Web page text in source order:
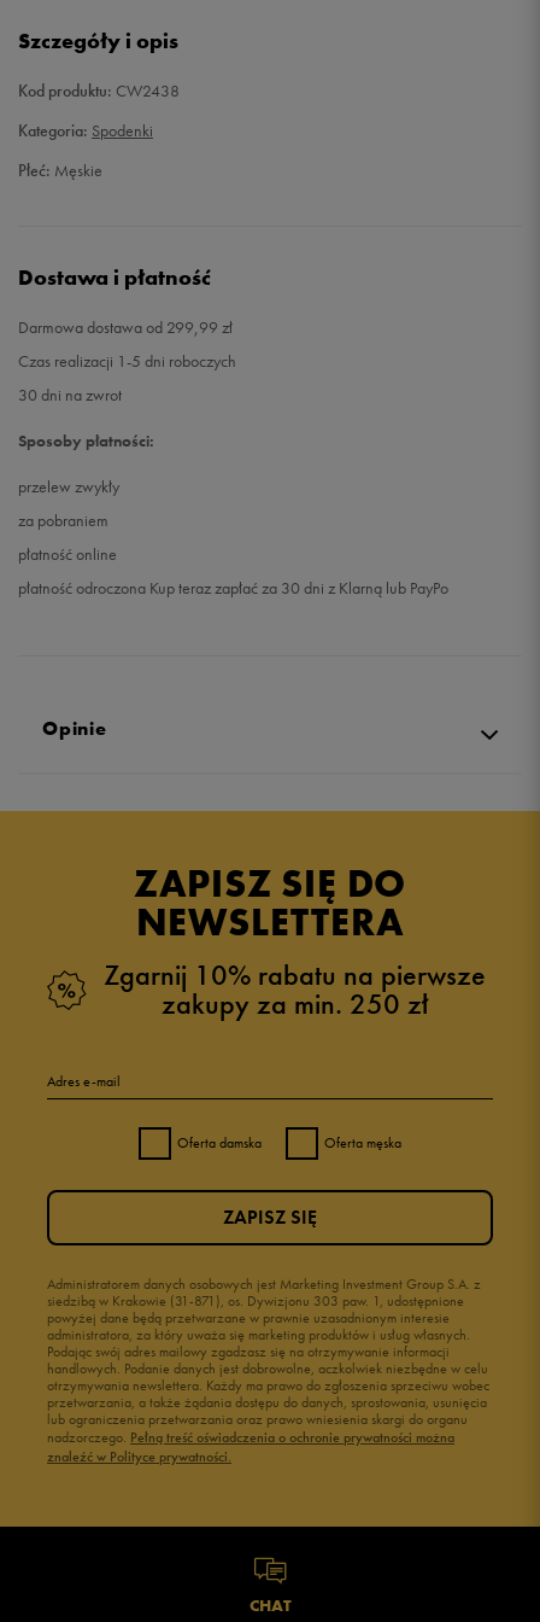
M Powiadom o dostępności
XXL Powiadom o dostępności
Szczegóły i opis
Kod produktu: CW2438
Kategoria: Spodenki
Płeć: Męskie
Dostawa i płatność
Darmowa dostawa od 299,99 zł
Czas realizacji 1-5 dni roboczych
30 dni na zwrot
Sposoby płatności:
przelew zwykły
za pobraniem
płatność online
płatność odroczona Kup teraz zapłać za 30 dni z Klarną lub PayPo
Opinie
ZAPISZ SIĘ DO
NEWSLETTERA
Zgarnij 10% rabatu na pierwsze
zakupy za min. 250 zł
Adres e-mail
Oferta damska Oferta męska
Administratorem danych osobowych jest Marketing Investment Group S.A. z
siedzibą w Krakowie (31-871), os. Dywizjonu 303 paw. 1, udostępnione
powyżej dane będą przetwarzane w prawnie uzasadnionym interesie
administratora, za który uważa się marketing produktów i usług własnych.
Podając swój adres mailowy zgadzasz się na otrzymywanie informacji
handlowych. Podanie danych jest dobrowolne, aczkolwiek niezbędne w celu
otrzymywania newslettera. Każdy ma prawo do zgłoszenia sprzeciwu wobec
przetwarzania, a także żądania dostępu do danych, sprostowania, usunięcia
lub ograniczenia przetwarzania oraz prawo wniesienia skargi do organu
nadzorczego. Pełną treść oświadczenia o ochronie prywatności można
znaleźć w Polityce prywatności.
ZAPISZ SIĘ
CHAT